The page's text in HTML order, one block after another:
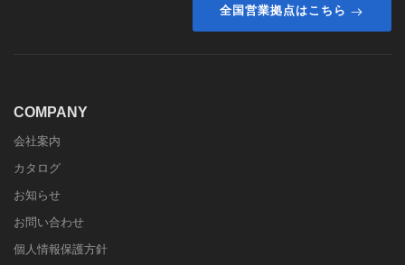
全国営業拠点はこちら
COMPANY
会社案内
カタログ
お知らせ
お問い合わせ
個人情報保護方針